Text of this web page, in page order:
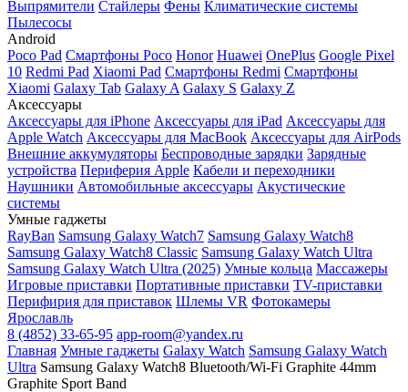
Выпрямители Стайлеры Фены Климатические системы
Пылесосы
Android
Poco Pad Смартфоны Poco Honor Huawei OnePlus Google Pixel
10 Redmi Pad Xiaomi Pad Смартфоны Redmi Смартфоны
Xiaomi Galaxy Tab Galaxy A Galaxy S Galaxy Z
Аксессуары
Аксессуары для iPhone Аксессуары для iPad Аксессуары для
Apple Watch Аксессуары для MacBook Аксессуары для AirPods
Внешние аккумуляторы Беспроводные зарядки Зарядные
устройства Периферия Apple Кабели и переходники
Наушники Автомобильные аксессуары Акустические
системы
Умные гаджеты
RayBan Samsung Galaxy Watch7 Samsung Galaxy Watch8
Samsung Galaxy Watch8 Classic Samsung Galaxy Watch Ultra
Samsung Galaxy Watch Ultra (2025) Умные кольца Массажеры
Игровые приставки Портативные приставки TV-приставки
Перифирия для приставок Шлемы VR Фотокамеры
Ярославль
8 (4852) 33-65-95 app-room@yandex.ru
Главная Умные гаджеты Galaxy Watch Samsung Galaxy Watch
Ultra Samsung Galaxy Watch8 Bluetooth/Wi-Fi Graphite 44mm
Graphite Sport Band